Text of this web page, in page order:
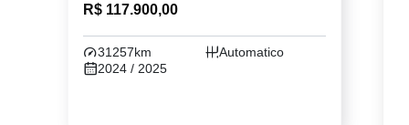
R$ 117.900,00
31257km
Automatico
2024 / 2025